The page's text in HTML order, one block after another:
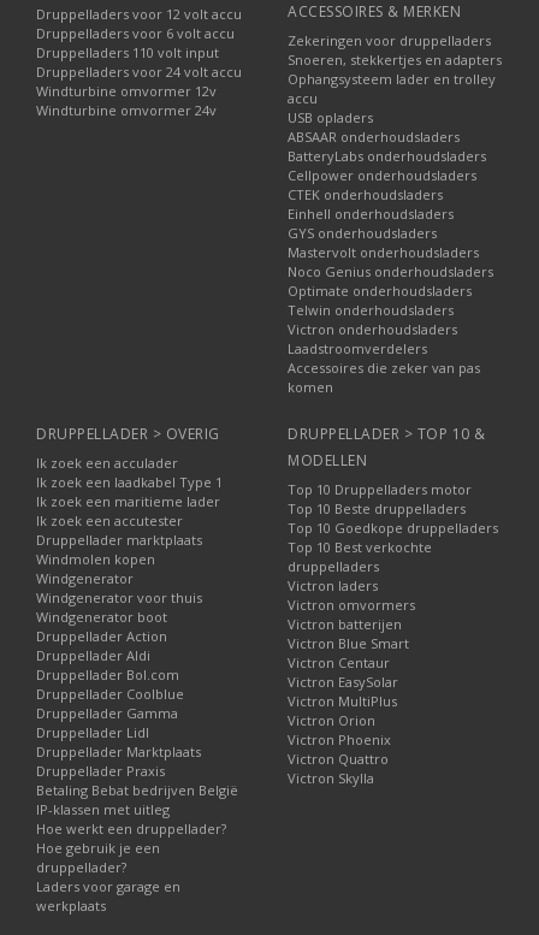
Druppelladers voor 12 volt accu
Druppelladers voor 6 volt accu
Druppelladers 110 volt input
Druppelladers voor 24 volt accu
Windturbine omvormer 12v
Windturbine omvormer 24v
ACCESSOIRES & MERKEN
Zekeringen voor druppelladers
Snoeren, stekkertjes en adapters
Ophangsysteem lader en trolley
accu
USB opladers
ABSAAR onderhoudsladers
BatteryLabs onderhoudsladers
Cellpower onderhoudsladers
CTEK onderhoudsladers
Einhell onderhoudsladers
GYS onderhoudsladers
Mastervolt onderhoudsladers
Noco Genius onderhoudsladers
Optimate onderhoudsladers
Telwin onderhoudsladers
Victron onderhoudsladers
Laadstroomverdelers
Accessoires die zeker van pas
komen
DRUPPELLADER > OVERIG
Ik zoek een acculader
Ik zoek een laadkabel Type 1
Ik zoek een maritieme lader
Ik zoek een accutester
Druppellader marktplaats
Windmolen kopen
Windgenerator
Windgenerator voor thuis
Windgenerator boot
Druppellader Action
Druppellader Aldi
Druppellader Bol.com
Druppellader Coolblue
Druppellader Gamma
Druppellader Lidl
Druppellader Marktplaats
Druppellader Praxis
Betaling Bebat bedrijven België
IP-klassen met uitleg
Hoe werkt een druppellader?
Hoe gebruik je een
druppellader?
Laders voor garage en
werkplaats
DRUPPELLADER > TOP 10 &
MODELLEN
Top 10 Druppelladers motor
Top 10 Beste druppelladers
Top 10 Goedkope druppelladers
Top 10 Best verkochte
druppelladers
Victron laders
Victron omvormers
Victron batterijen
Victron Blue Smart
Victron Centaur
Victron EasySolar
Victron MultiPlus
Victron Orion
Victron Phoenix
Victron Quattro
Victron Skylla